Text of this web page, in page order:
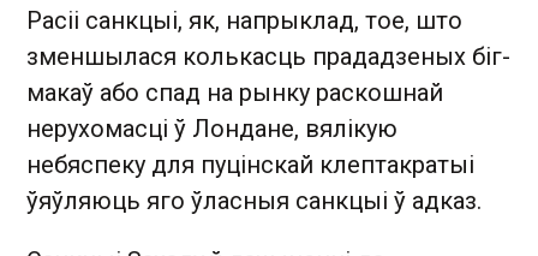
Расіі санкцыі, як, напрыклад, тое, што
зменшылася колькасць прададзеных біг-
макаў або спад на рынку раскошнай
нерухомасці ў Лондане, вялікую
небяспеку для пуцінскай клептакратыі
ўяўляюць яго ўласныя санкцыі ў адказ.